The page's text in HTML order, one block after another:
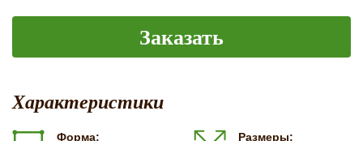
Заказать
Характеристики
Форма:
Размеры: